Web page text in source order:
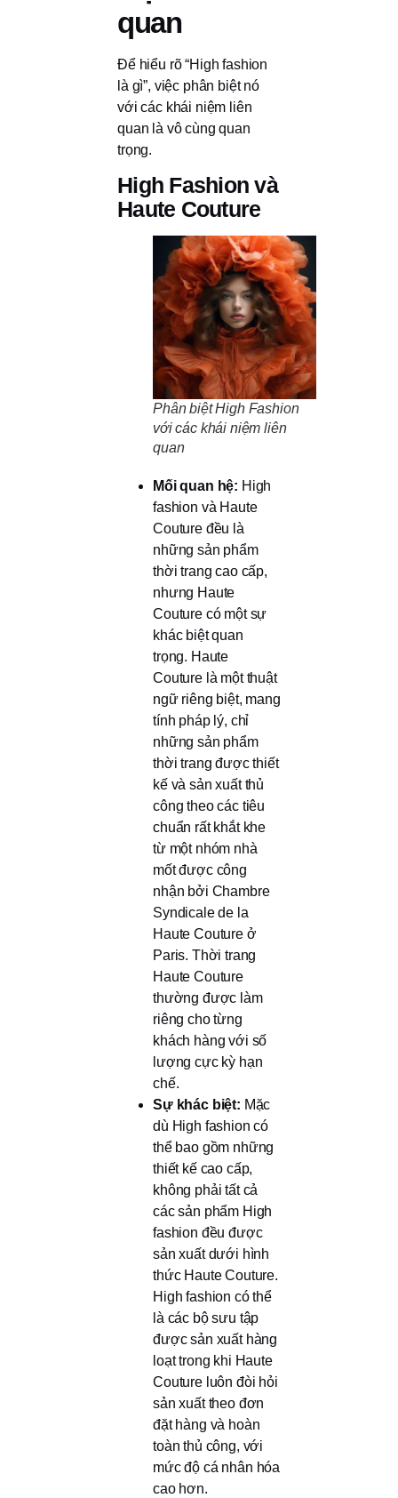
quan
Để hiểu rõ “High fashion
là gì”, việc phân biệt nó
với các khái niệm liên
quan là vô cùng quan
trọng.
High Fashion và
Haute Couture
Phân biệt High Fashion
với các khái niệm liên
quan
Mối quan hệ: High
fashion và Haute
Couture đều là
những sản phẩm
thời trang cao cấp,
nhưng Haute
Couture có một sự
khác biệt quan
trọng. Haute
Couture là một thuật
ngữ riêng biệt, mang
tính pháp lý, chỉ
những sản phẩm
thời trang được thiết
kế và sản xuất thủ
công theo các tiêu
chuẩn rất khắt khe
từ một nhóm nhà
mốt được công
nhận bởi Chambre
Syndicale de la
Haute Couture ở
Paris. Thời trang
Haute Couture
thường được làm
riêng cho từng
khách hàng với số
lượng cực kỳ hạn
chế.
Sự khác biệt: Mặc
dù High fashion có
thể bao gồm những
thiết kế cao cấp,
không phải tất cả
các sản phẩm High
fashion đều được
sản xuất dưới hình
thức Haute Couture.
High fashion có thể
là các bộ sưu tập
được sản xuất hàng
loạt trong khi Haute
Couture luôn đòi hỏi
sản xuất theo đơn
đặt hàng và hoàn
toàn thủ công, với
mức độ cá nhân hóa
cao hơn.